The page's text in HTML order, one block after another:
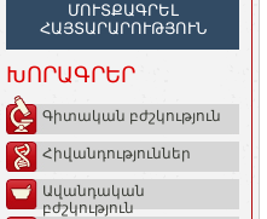
ՄՈՒՏՔԱԳՐԵԼ
ՀԱՅՏԱՐԱՐՈՒԹՅՈՒՆ
ԽՈՐԱԳՐԵՐ
Գիտական բժշկություն
Հիվանդություններ
Ավանդական
բժշկություն